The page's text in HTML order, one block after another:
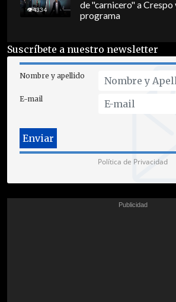
4334
de "carnicero" a
programa
Suscríbete a nuestro newsletter
Nombre y apellido
E-mail
Política de Privacidad